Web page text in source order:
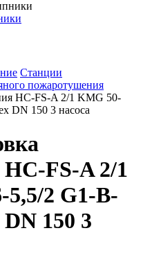
Станции
пожаротушения
HC-FS-A 2/1 KMG 50-
DN 150 3 насоса
FS-A 2/1
5,5/2 G1-B-
150 3